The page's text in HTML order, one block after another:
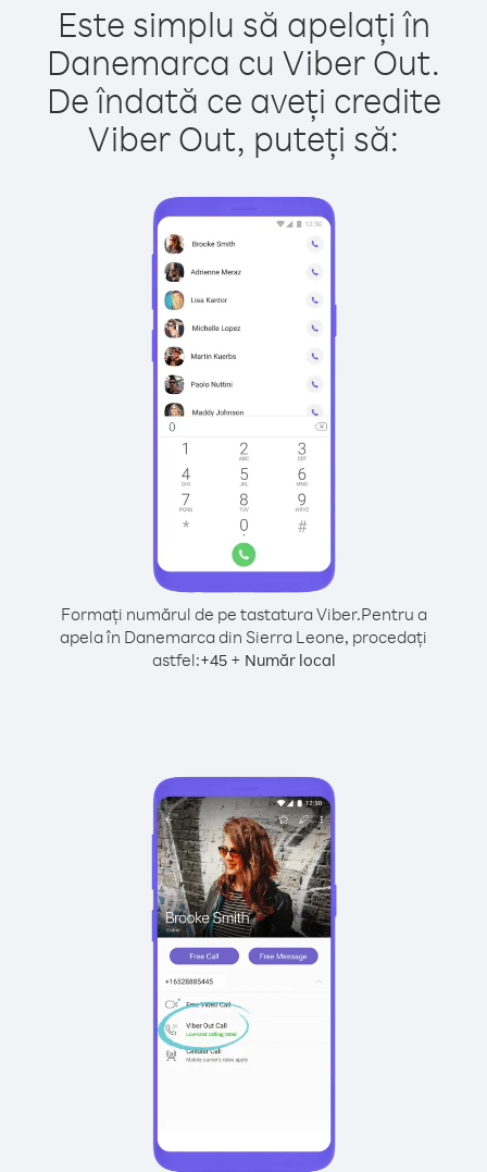
Este simplu să apelați în
Danemarca cu Viber Out.
De îndată ce aveți credite
Viber Out, puteți să:
Formați numărul de pe tastatura Viber.Pentru a
apela în Danemarca din Sierra Leone, procedați
astfel:+45+ Număr local